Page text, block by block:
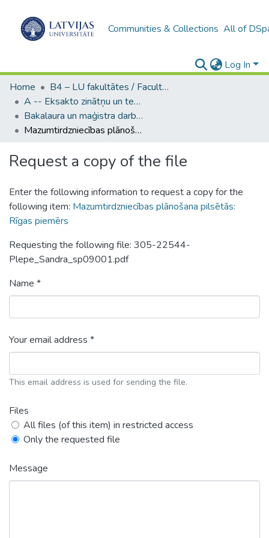
Communities & Collections All of
Log In
Home
B4 – LU fakultātes / Faculties of the UL
A -- Eksakto zinātņu un tehnoloģiju fakultāte / Faculty of Science and Technology
Bakalaura un maģistra darbi (EZTF) / Bachelor's and Master's theses
Mazumtirdzniecības plānošana pilsētās: Rīgas piemērs
Request a copy of the file
Enter the following information to request a copy for the
following item: Mazumtirdzniecības plānošana pilsētās:
Rīgas piemērs
Requesting the following file: 305-22544-
Plepe_Sandra_sp09001.pdf
Name *
Your email address *
This email address is used for sending the file.
Files
All files (of this item) in restricted access
Only the requested file
Message